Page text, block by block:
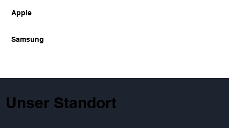
Apple
Samsung
Unser Standort